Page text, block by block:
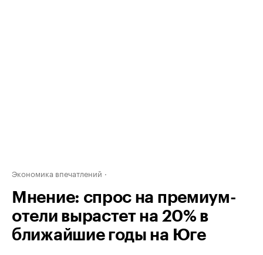
Экономика впечатлений
Мнение: спрос на премиум-
отели вырастет на 20% в
ближайшие годы на Юге